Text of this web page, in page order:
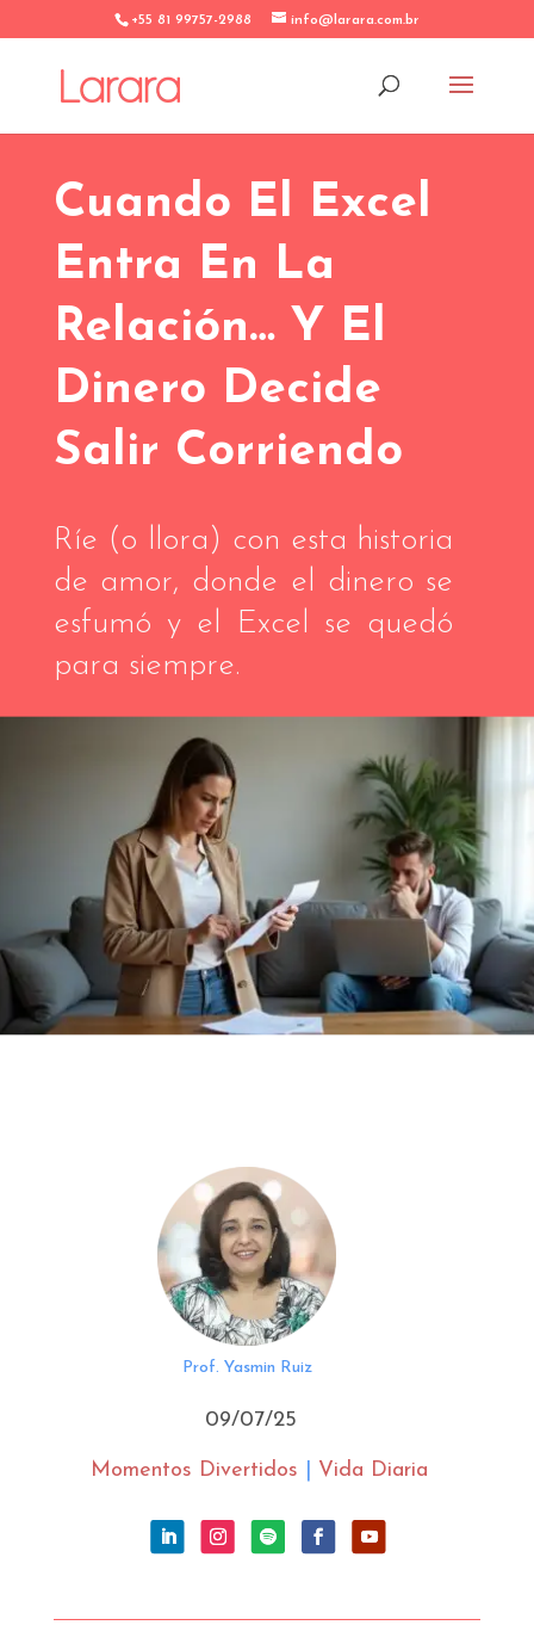
+55 81 99757-2988 info@larara.com.br
Cuando El Excel
Entra En La
Relación… Y El
Dinero Decide
Salir Corriendo
Ríe (o llora) con esta historia
de amor, donde el dinero se
esfumó y el Excel se quedó
para siempre.
Prof. Yasmin Ruiz
09/07/25
Momentos Divertidos Vida Diaria